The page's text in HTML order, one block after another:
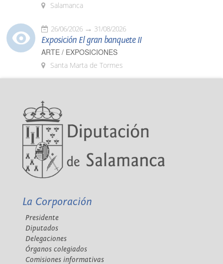
Salamanca
26/06/2026 31/08/2026
Exposición El gran banquete II
ARTE / EXPOSICIONES
Santa Marta de Tormes
La Corporación
Presidente
Diputados
Delegaciones
Órganos colegiados
Comisiones informativas